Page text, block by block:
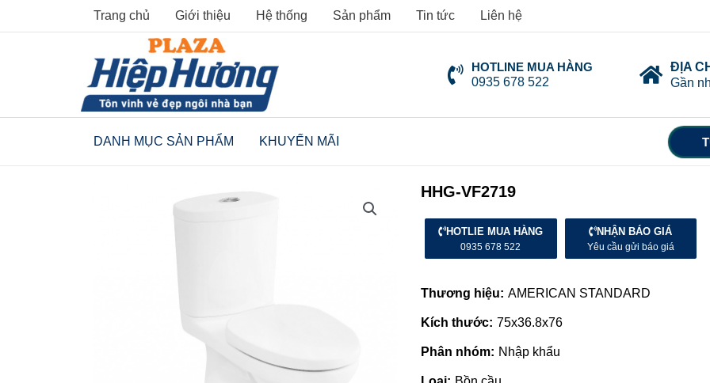
to
Trang chủ Giới thiệu Hệ thống Sản phẩm Tin tức Liên hệ
HOTLINE MUA HÀNG
0935 678 522
ĐỊA
Gần
DANH MỤC SẢN PHẨM KHUYẾN MÃI
HHG-VF2719
HOTLIE MUA HÀNG
0935 678 522
NHẬN BÁO GIÁ
Yêu cầu gửi báo giá
Thương hiệu: AMERICAN STANDARD
Kích thước: 75x36.8x76
Phân nhóm: Nhập khẩu